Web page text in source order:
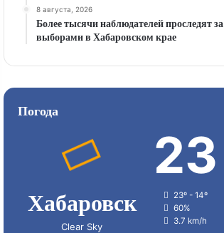
8 августа, 2026
Более тысячи наблюдателей проследят за
выборами в Хабаровском крае
Погода
Хабаровск
Clear Sky
23
23º - 14º
60%
3.7 km/h